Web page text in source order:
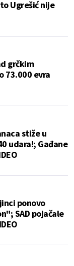
Ugrešić nije
grčkim
73.000 evra
stiže u
udara!; Gađane
ponovo
SAD pojačale